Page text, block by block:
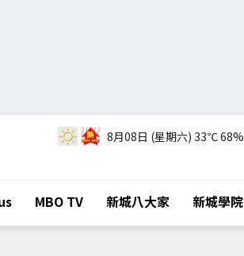
8月08日 (星期六) 33℃68%
MBO TV 新城八大家 新城學院